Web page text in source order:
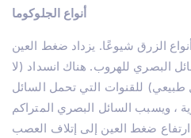
أنواع الجلوكوما
الزرق شيوعًا. يزداد ضغط العين
البصري للهروب. هناك انسداد (لا
للقنوات التي تحمل السائل
، ويسبب السائل البصري المتراكم
ضغط العين إلى إتلاف العصب